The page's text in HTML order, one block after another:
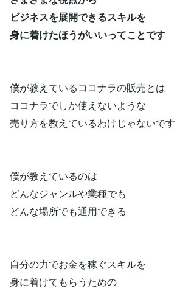
ビジネスを展開できるスキルを
身に着けたほうがいいってことです
僕が教えているココナラの販売とは
ココナラでしか使えないような
売り方を教えているわけじゃないです
僕が教えているのは
どんなジャンルや業種でも
どんな場所でも通用できる
自分の力でお金を稼ぐスキルを
身に着けてもらうための